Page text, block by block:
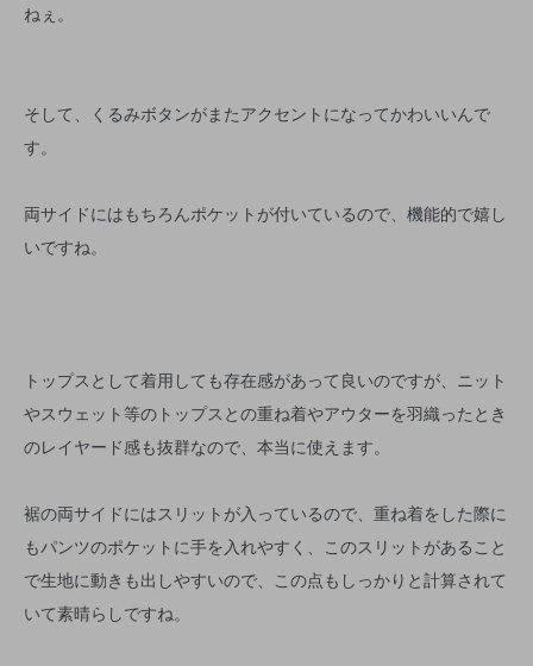
ねぇ。
そして、くるみボタンがまたアクセントになってかわいいんで
す。
両サイドにはもちろんポケットが付いているので、機能的で嬉し
いですね。
トップスとして着用しても存在感があって良いのですが、ニット
やスウェット等のトップスとの重ね着やアウターを羽織ったとき
のレイヤード感も抜群なので、本当に使えます。
裾の両サイドにはスリットが入っているので、重ね着をした際に
もパンツのポケットに手を入れやすく、このスリットがあること
で生地に動きも出しやすいので、この点もしっかりと計算されて
いて素晴らしですね。